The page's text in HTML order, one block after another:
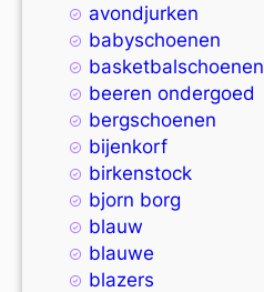
avondjurken
babyschoenen
basketbalschoenen
beeren ondergoed
bergschoenen
bijenkorf
birkenstock
bjorn borg
blauw
blauwe
blazers